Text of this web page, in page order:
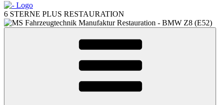
Zum
Inhalt
springen
6 STERNE PLUS RESTAURATION
Zum
Inhalt